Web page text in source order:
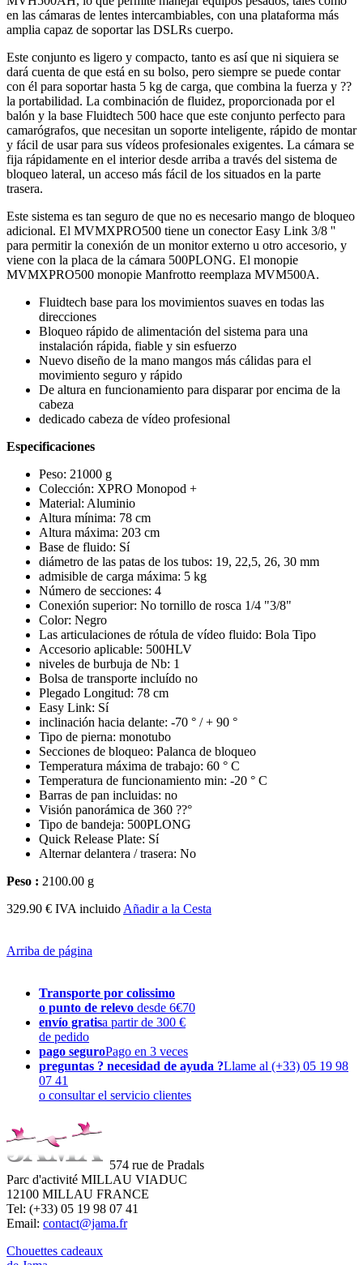
en las cámaras de lentes intercambiables, con una plataforma más
amplia capaz de soportar las DSLRs cuerpo.
Este conjunto es ligero y compacto, tanto es así que ni siquiera se
dará cuenta de que está en su bolso, pero siempre se puede contar
con él para soportar hasta 5 kg de carga, que combina la fuerza y ??
la portabilidad. La combinación de fluidez, proporcionada por el
balón y la base Fluidtech 500 hace que este conjunto perfecto para
camarógrafos, que necesitan un soporte inteligente, rápido de montar
y fácil de usar para sus vídeos profesionales exigentes. La cámara se
fija rápidamente en el interior desde arriba a través del sistema de
bloqueo lateral, un acceso más fácil de los situados en la parte
trasera.
Este sistema es tan seguro de que no es necesario mango de bloqueo
adicional. El MVMXPRO500 tiene un conector Easy Link 3/8 ''
para permitir la conexión de un monitor externo u otro accesorio, y
viene con la placa de la cámara 500PLONG. El monopie
MVMXPRO500 monopie Manfrotto reemplaza MVM500A.
Fluidtech base para los movimientos suaves en todas las
direcciones
Bloqueo rápido de alimentación del sistema para una
instalación rápida, fiable y sin esfuerzo
Nuevo diseño de la mano mangos más cálidas para el
movimiento seguro y rápido
De altura en funcionamiento para disparar por encima de la
cabeza
dedicado cabeza de vídeo profesional
Especificaciones
Peso: 21000 g
Colección: XPRO Monopod +
Material: Aluminio
Altura mínima: 78 cm
Altura máxima: 203 cm
Base de fluido: Sí
diámetro de las patas de los tubos: 19, 22,5, 26, 30 mm
admisible de carga máxima: 5 kg
Número de secciones: 4
Conexión superior: No tornillo de rosca 1/4 "3/8"
Color: Negro
Las articulaciones de rótula de vídeo fluido: Bola Tipo
Accesorio aplicable: 500HLV
niveles de burbuja de Nb: 1
Bolsa de transporte incluído no
Plegado Longitud: 78 cm
Easy Link: Sí
inclinación hacia delante: -70 ° / + 90 °
Tipo de pierna: monotubo
Secciones de bloqueo: Palanca de bloqueo
Temperatura máxima de trabajo: 60 ° C
Temperatura de funcionamiento min: -20 ° C
Barras de pan incluidas: no
Visión panorámica de 360 ??°
Tipo de bandeja: 500PLONG
Quick Release Plate: Sí
Alternar delantera / trasera: No
Peso : 2100.00 g
329.90 € IVA incluido Añadir a la Cesta
Arriba de página
Transporte por colissimo
o punto de relevo desde 6€70
envío gratisa partir de 300 €
de pedido
pago seguroPago en 3 veces
preguntas ? necesidad de ayuda ?Llame al (+33) 05 19 98
07 41
o consultar el servicio clientes
574 rue de Pradals
Parc d'activité MILLAU VIADUC
12100 MILLAU FRANCE
Tel: (+33) 05 19 98 07 41
Email: contact@jama.fr
Chouettes cadeaux